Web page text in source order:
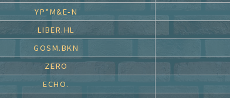
YP*M&E-N
LIBER.HL
GOSM.BKN
ZERO
ECHO.